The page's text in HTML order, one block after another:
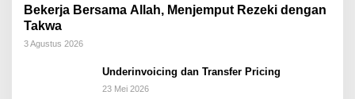
Bekerja Bersama Allah, Menjemput Rezeki dengan
Takwa
3 Agustus 2026
Underinvoicing dan Transfer Pricing
23 Mei 2026